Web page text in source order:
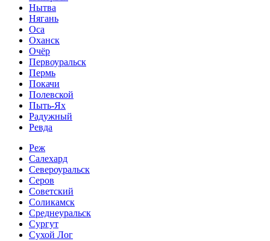
Нытва
Нягань
Оса
Оханск
Очёр
Первоуральск
Пермь
Покачи
Полевской
Пыть-Ях
Радужный
Ревда
Реж
Салехард
Североуральск
Серов
Советский
Соликамск
Среднеуральск
Сургут
Сухой Лог